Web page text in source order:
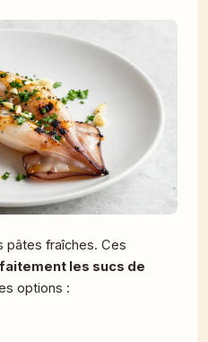
pâtes fraîches. Ces
les sucs de
options :